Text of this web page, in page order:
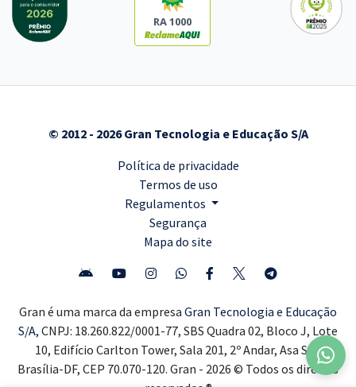
RA 1000
© 2012 - 2026 Gran Tecnologia e Educação S/A
Política de privacidade
Termos de uso
Regulamentos
Segurança
Mapa do site
Gran é uma marca da empresa Gran Tecnologia e Educação
S/A, CNPJ: 18.260.822/0001-77, SBS Quadra 02, Bloco J, Lote
10, Edifício Carlton Tower, Sala 201, 2º Andar, Asa Sul,
Brasília-DF, CEP 70.070-120. Gran - 2026 © Todos os direitos